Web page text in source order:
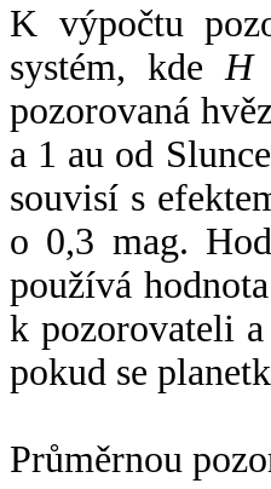
K výpočtu
systém, kde H
pozorovaná
a 1 au od
souvisí s
o 0,3 mag.
používá
k pozorovateli
pokud se
Průměrnou